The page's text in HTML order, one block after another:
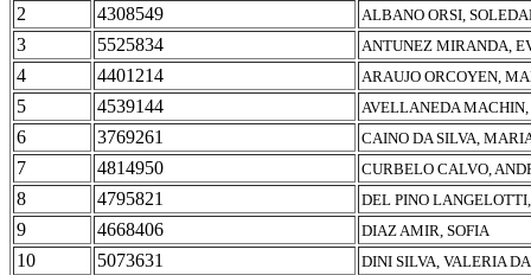
2 4308549 ALBANO ORSI,
3 5525834 ANTUNEZ MIRANDA,
4 4401214 ARAUJO ORCOYEN,
5 4539144 AVELLANEDA
6 3769261 CAINO DA SILVA,
7 4814950 CURBELO CALVO,
8 4795821 DEL PINO
9 4668406 DIAZ AMIR, SOFIA
10 5073631 DINI SILVA, VALERIA